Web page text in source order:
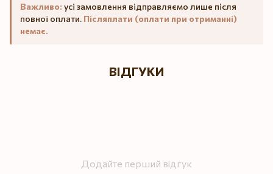
Важливо: усі замовлення відправляємо лише після
повної оплати. Післяплати (оплати при отриманні)
немає.
ВІДГУКИ
Додайте перший відгук